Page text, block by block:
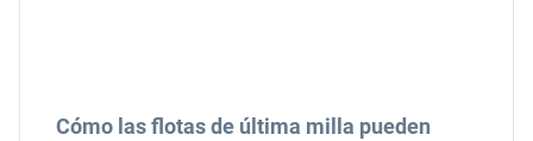
Cómo las flotas de última milla pueden